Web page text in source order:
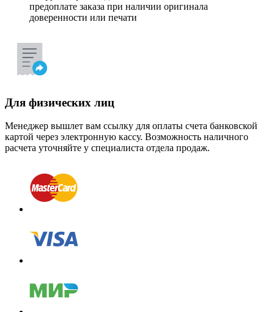
предоплате заказа при наличии оригинала
доверенности или печати
Для физических лиц
Менеджер вышлет вам ссылку для оплаты счета банковской
картой через электронную кассу. Возможность наличного
расчета уточняйте у специалиста отдела продаж.